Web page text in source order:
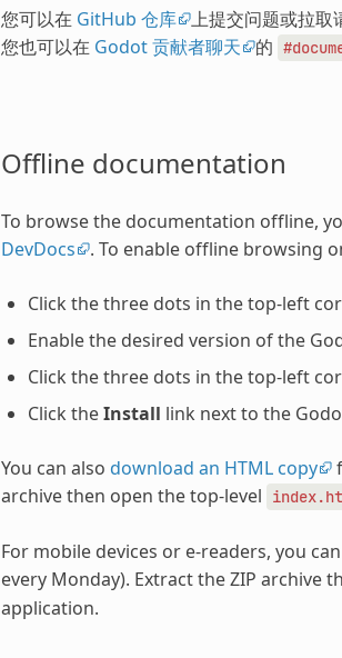
您可以在 GitHub 仓库 上提交问题或拉取
您也可以在 Godot 贡献者聊天 的
Offline documentation
To browse the documentation offline,
DevDocs
. To enable offline browsing
Click the three dots in the top-left
Enable the desired version of the
Click the three dots in the top-left
Click theInstall link next to the
You can also download an HTML copy
archive then open the top-level
For mobile devices or e-readers, you
every Monday). Extract the ZIP archive
application.